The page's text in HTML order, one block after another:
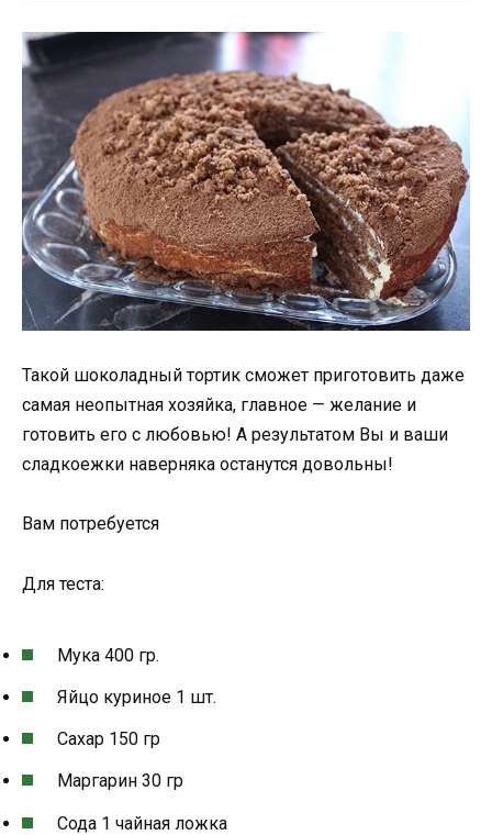
Такой шоколадный тортик сможет приготовить даже
самая неопытная хозяйка, главное — желание и
готовить его с любовью! А результатом Вы и ваши
сладкоежки наверняка останутся довольны!
Вам потребуется
Для теста:
Мука 400 гр.
Яйцо куриное 1 шт.
Сахар 150 гр
Маргарин 30 гр
Сода 1 чайная ложка